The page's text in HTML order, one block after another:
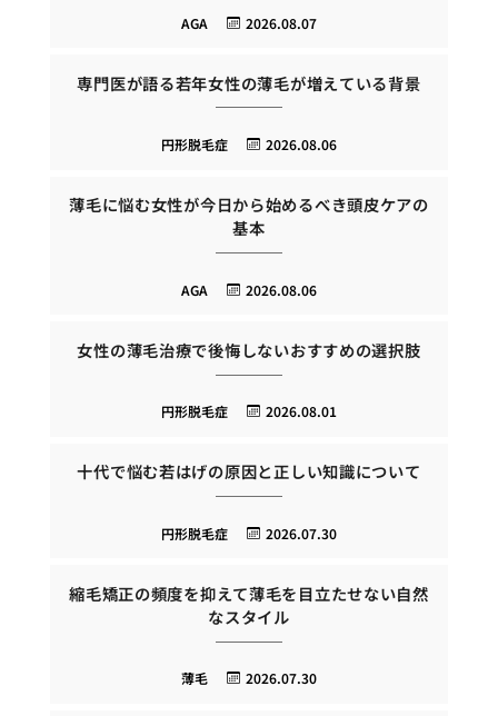
2026.08.07
AGA
専門医が語る若年女性の薄毛が増えている背景
2026.08.06
円形脱毛症
薄毛に悩む女性が今日から始めるべき頭皮ケアの
基本
2026.08.06
AGA
女性の薄毛治療で後悔しないおすすめの選択肢
2026.08.01
円形脱毛症
十代で悩む若はげの原因と正しい知識について
2026.07.30
円形脱毛症
縮毛矯正の頻度を抑えて薄毛を目立たせない自然
なスタイル
2026.07.30
薄毛